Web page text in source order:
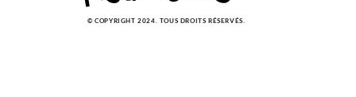
© COPYRIGHT 2024. TOUS DROITS RÉSERVÉS.